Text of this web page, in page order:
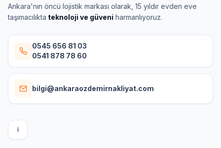
Ankara'nın öncü lojistik markası olarak, 15 yıldır evden eve
taşımacılıkta teknoloji ve güveni harmanlıyoruz.
0545 656 81 03
0541 878 78 60
bilgi@ankaraozdemirnakliyat.com
I